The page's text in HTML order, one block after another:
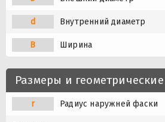
d Внутренний диаметр
B Ширина
Размеры и
r Радиус наружней фаски